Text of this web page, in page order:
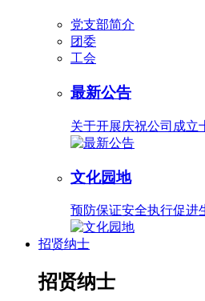
党支部简介
团委
工会
最新公告
关于开展庆祝公司成立
文化园地
预防保证安全执行促进
招贤纳士
招贤纳士